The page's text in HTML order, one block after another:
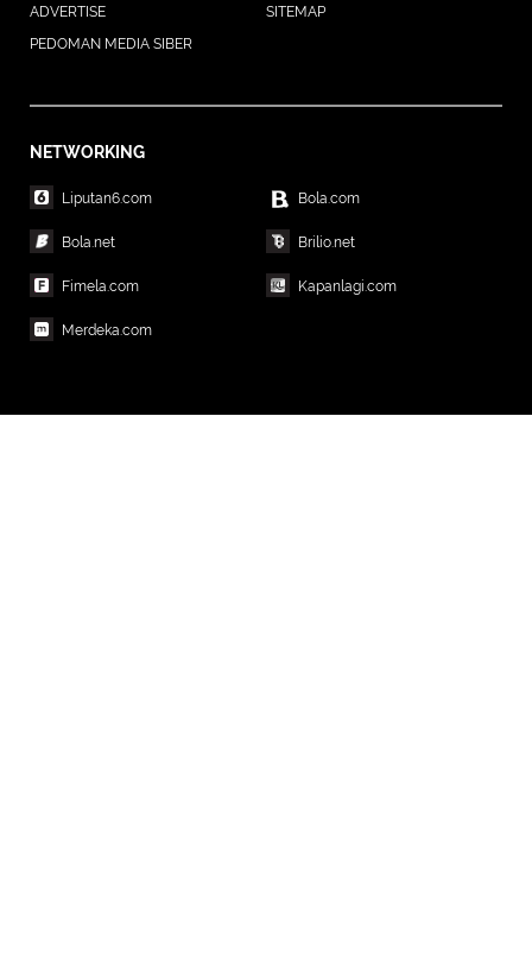
ADVERTISE
SITEMAP
PEDOMAN MEDIA SIBER
NETWORKING
Liputan6.com Bola.com
Bola.net Brilio.net
Fimela.com Kapanlagi.com
Merdeka.com